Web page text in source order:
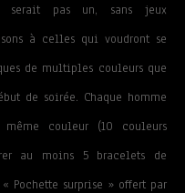
serait pas un, sans jeux
à celles qui voudront se
de multiples couleurs que
de soirée. Chaque homme
couleur (10 couleurs
au moins 5 bracelets de
Pochette surprise » offert par